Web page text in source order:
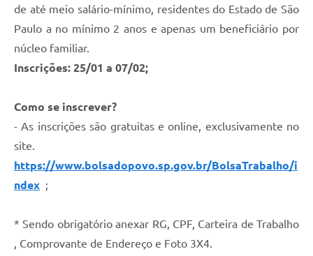
de até meio salário-mínimo, residentes do Estado de São
Paulo a no mínimo 2 anos e apenas um beneficiário por
núcleo familiar.
Inscrições: 25/01 a 07/02;
Como se inscrever?
- As inscrições são gratuitas e online, exclusivamente no
site.
https://www.bolsadopovo.sp.gov.br/BolsaTrabalho/i
ndex ;
* Sendo obrigatório anexar RG, CPF, Carteira de Trabalho
, Comprovante de Endereço e Foto 3X4.